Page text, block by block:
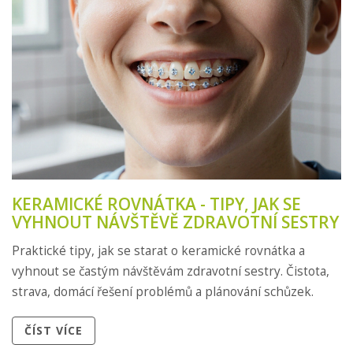
KERAMICKÉ ROVNÁTKA - TIPY, JAK SE
VYHNOUT NÁVŠTĚVĚ ZDRAVOTNÍ SESTRY
Praktické tipy, jak se starat o keramické rovnátka a
vyhnout se častým návštěvám zdravotní sestry. Čistota,
strava, domácí řešení problémů a plánování schůzek.
ČÍST VÍCE